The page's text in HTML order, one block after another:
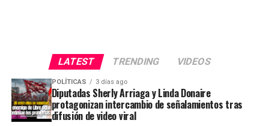
LATEST TRENDING VIDEOS
POLÍTICAS 3 días ago
Diputadas Sherly Arriaga y Linda Donaire
protagonizan intercambio de señalamientos tras
difusión de video viral